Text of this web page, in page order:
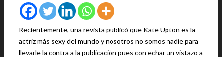
Recientemente, una revista publicó que Kate Upton es la
actriz más sexy del mundo y nosotros no somos nadie para
llevarle la contra a la publicación pues con echar un vistazo a